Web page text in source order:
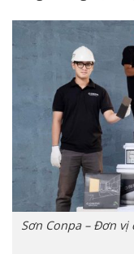
Sơn Conpa – Đơn